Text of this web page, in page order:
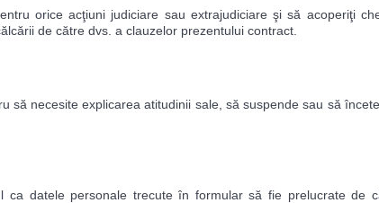
orice acţiuni judiciare sau extrajudiciare şi să acoperiţi
de către dvs. a clauzelor prezentului contract.
să necesite explicarea atitudinii sale, să suspende sau să
ca datele personale trecute în formular să fie prelucrate de